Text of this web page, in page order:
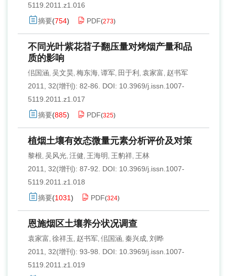
5119.2011.z1.016
摘要(754) PDF(273)
不同光叶紫花苕子翻压量对烤烟产量和品
质的影响
佀国涵, 吴文昊, 梅东海, 谭军, 田于利 , 袁家富, 赵书军
2011, 32(增刊): 82-86.
DOI: 10.3969/j.issn.1007-
5119.2011.z1.017
摘要(885) PDF(325)
植烟土壤有效态微量元素分析评价及对策
黎根, 吴风光, 汪健, 王海明 , 王豹祥, 王林
2011, 32(增刊): 87-92.
DOI: 10.3969/j.issn.1007-
5119.2011.z1.018
摘要(1031) PDF(324)
恩施烟区土壤养分状况调查
袁家富, 徐祥玉 , 赵书军, 佀国涵, 秦兴成, 刘晔
2011, 32(增刊): 93-98.
DOI: 10.3969/j.issn.1007-
5119.2011.z1.019